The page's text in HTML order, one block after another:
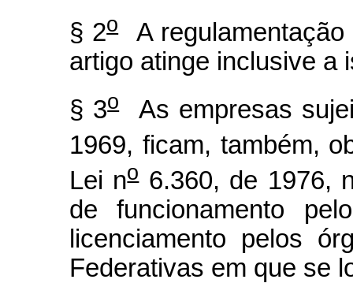
§ 2oA
artigo atinge inclusive a
§ 3oAs empresas
1969, ficam, também,
Lei no6.360, de 1976,
de funcionamento
licenciamento pelos
Federativas em que se